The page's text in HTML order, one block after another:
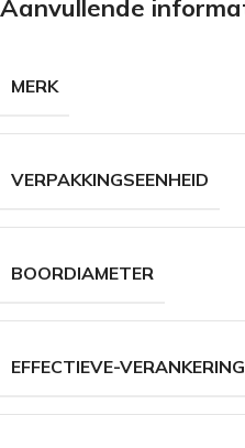
Aanvullende
MERK
VERPAKKINGSEENHEID
BOORDIAMETER
EFFECTIEVE-